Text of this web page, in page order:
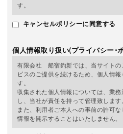
す。
キャンセルポリシーに同意する
個人情報取り扱い(プライバシー･
有限会社 船宿釣新では、当サイトの
ビスのご提供を続けるため、個人情
す。
収集された個人情報については、業
し、当社が責任を持って管理致します
また、利用者ご本人への事前の許可
情報を開示することはいたしません。